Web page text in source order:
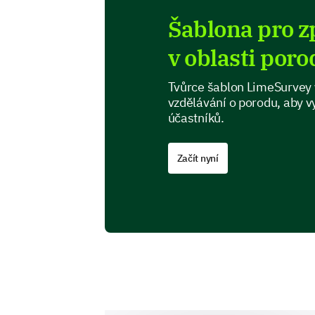
Šablona pro
v oblasti
Tvůrce šablon
vzdělávání o porodu, aby
účastníků.
Začít nyní